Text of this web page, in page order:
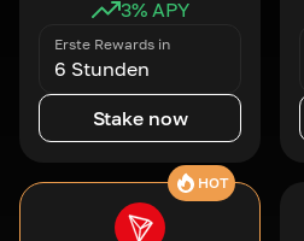
3% APY
Erste Rewards in
6 Stunden
Stake now
HOT